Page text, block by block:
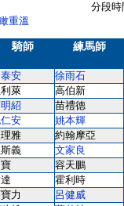
分段
重溫
騎師 練馬師
泰安 徐雨石
萊 高伯新
紹 苗禮德
安 姚本輝
雅 約翰摩亞
義 文家良
容天鵬
霍利時
力 呂健威